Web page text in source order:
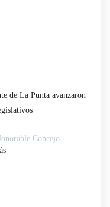
aprobó
dos
de La Punta avanzaron
Concejo
: